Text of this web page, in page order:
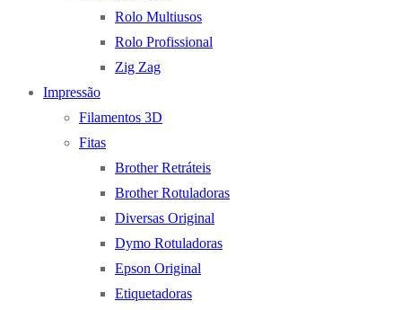
Rolo Multiusos
Rolo Profissional
Zig Zag
Impressão
Filamentos 3D
Fitas
Brother Retráteis
Brother Rotuladoras
Diversas Original
Dymo Rotuladoras
Epson Original
Etiquetadoras